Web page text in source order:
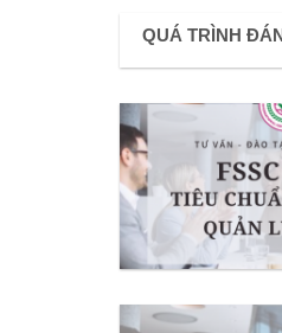
QUÁ TRÌNH